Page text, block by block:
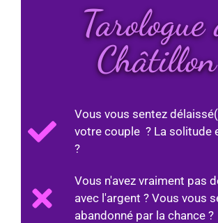
Tarologue
Châtillon
Vous vous sentez
votre couple ? La solitude
?
Vous n'avez vraiment pas
avec l'argent ? Vous vous
abandonné par la chance ?